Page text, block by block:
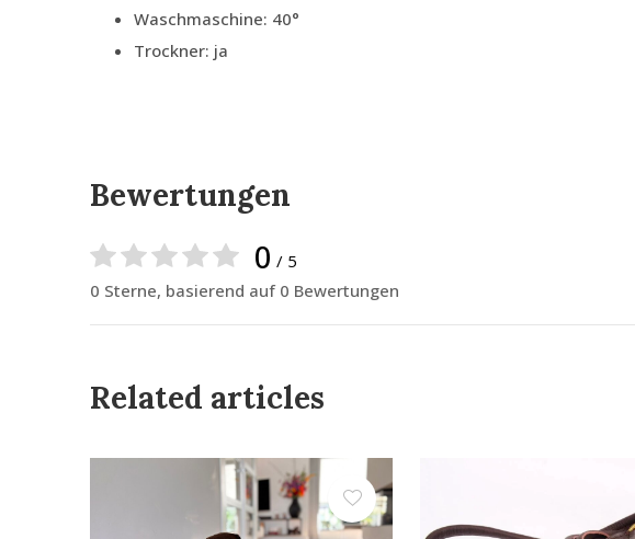
Waschmaschine: 40°
Trockner: ja
Bewertungen
0 / 5
0 Sterne, basierend auf 0 Bewertungen
Related articles